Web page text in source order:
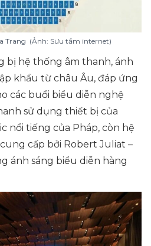
Trang (Ảnh: Sưu tầm internet)
bị hệ thống âm thanh, ánh
khẩu từ châu Âu, đáp ứng
các buổi biểu diễn nghệ
sử dụng thiết bị của
nổi tiếng của Pháp, còn hệ
cấp bởi Robert Juliat –
ánh sáng biểu diễn hàng